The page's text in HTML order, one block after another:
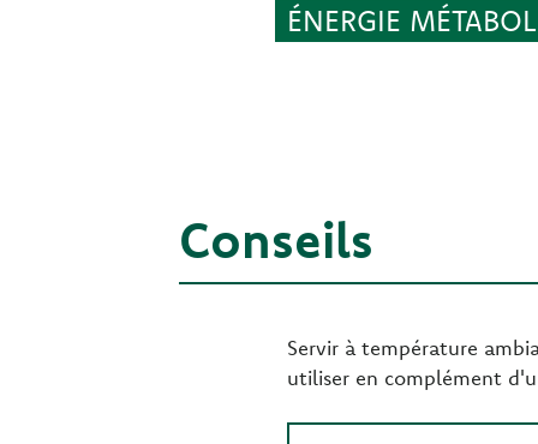
ÉNERGIE
Conseils
Servir à température
utiliser en complément